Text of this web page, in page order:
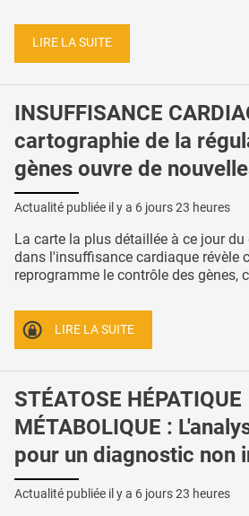
LIRE LA SUITE
INSUFFISANCE
cartographie de la
gènes ouvre de
Actualité publiée il y a 6 jours 23 heures
La carte la plus détaillée à ce jour
dans l'insuffisance cardiaque révèle
reprogramme le contrôle des gènes,
LIRE LA SUITE
STÉATOSE HÉPATIQUE
MÉTABOLIQUE :
pour un diagnostic non
Actualité publiée il y a 6 jours 23 heures